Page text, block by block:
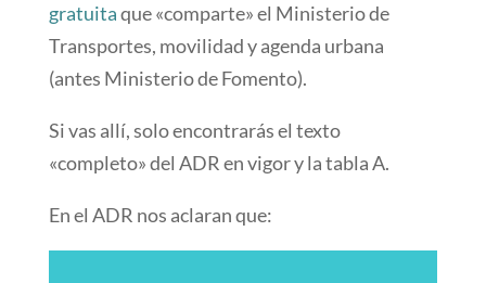
gratuitaque «comparte» el Ministerio de
Transportes, movilidad y agenda urbana
(antes Ministerio de Fomento).
Si vas allí, solo encontrarás el texto
«completo» del ADR en vigor y la tabla A.
En el ADR nos aclaran que: